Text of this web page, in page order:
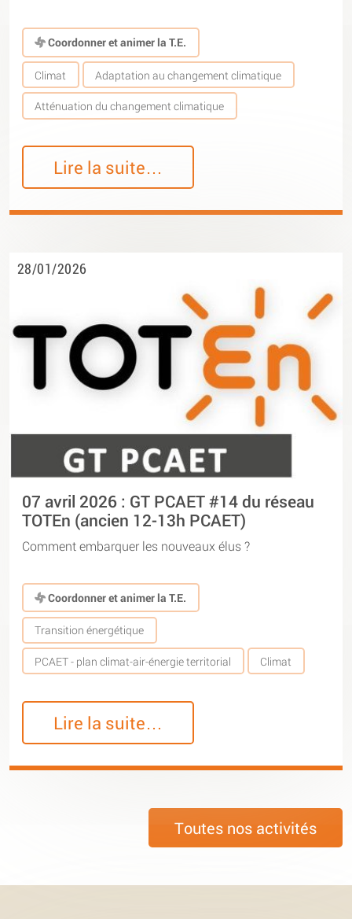
Coordonner et animer la T.E.
Climat Adaptation au changement climatique
Atténuation du changement climatique
Lire la suite…
28/01/2026
07 avril 2026 : GT PCAET #14 du réseau
TOTEn (ancien 12-13h PCAET)
Comment embarquer les nouveaux élus ?
Coordonner et animer la T.E.
Transition énergétique
PCAET - plan climat-air-énergie territorial Climat
Lire la suite…
Toutes nos activités